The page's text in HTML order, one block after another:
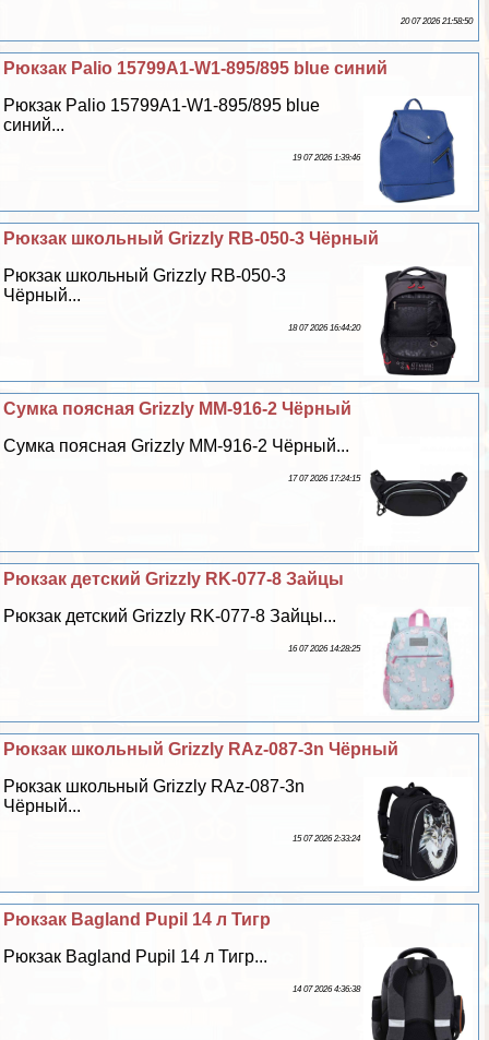
20 07 2026 21:58:50
Рюкзак Palio 15799A1-W1-895/895 blue синий
Рюкзак Palio 15799A1-W1-895/895 blue
синий...
19 07 2026 1:39:46
Рюкзак школьный Grizzly RB-050-3 Чёрный
Рюкзак школьный Grizzly RB-050-3
Чёрный...
18 07 2026 16:44:20
Сумка поясная Grizzly MM-916-2 Чёрный
Сумка поясная Grizzly MM-916-2 Чёрный...
17 07 2026 17:24:15
Рюкзак детский Grizzly RK-077-8 Зайцы
Рюкзак детский Grizzly RK-077-8 Зайцы...
16 07 2026 14:28:25
Рюкзак школьный Grizzly RAz-087-3n Чёрный
Рюкзак школьный Grizzly RAz-087-3n
Чёрный...
15 07 2026 2:33:24
Рюкзак Bagland Pupil 14 л Тигр
Рюкзак Bagland Pupil 14 л Тигр...
14 07 2026 4:36:38